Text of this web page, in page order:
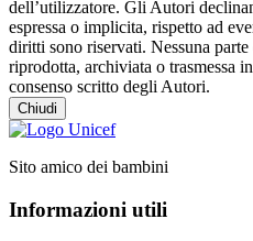
dell’utilizzatore. Gli Autori
espressa o implicita, rispetto ad
diritti sono riservati. Nessuna parte
riprodotta, archiviata o trasmessa
consenso scritto degli Autori.
Chiudi
Sito amico dei bambini
Informazioni utili